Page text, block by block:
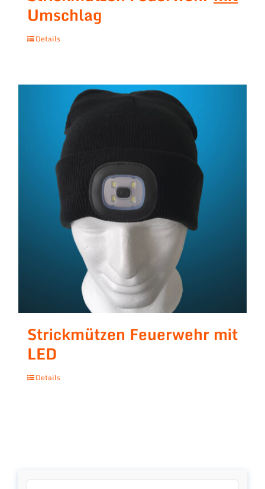
Umschlag
Details
Strickmützen Feuerwehr mit
LED
Details